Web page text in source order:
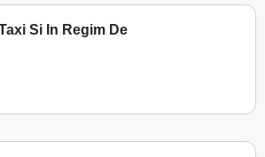
Si In Regim De